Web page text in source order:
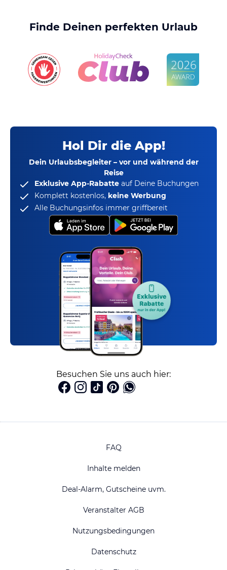
Finde Deinen perfekten Urlaub
Hol Dir die App!
Dein Urlaubsbegleiter – vor und während der
Reise
Exklusive App-Rabatte auf Deine Buchungen
Komplett kostenlos, keine Werbung
Alle Buchungsinfos immer griffbereit
Besuchen Sie uns auch hier:
FAQ
Inhalte melden
Deal-Alarm, Gutscheine uvm.
Veranstalter AGB
Nutzungsbedingungen
Datenschutz